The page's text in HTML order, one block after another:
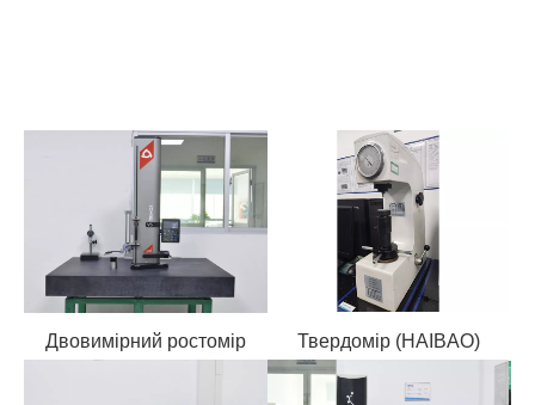
Двовимірний ростомір Твердомір (HAIBAO)